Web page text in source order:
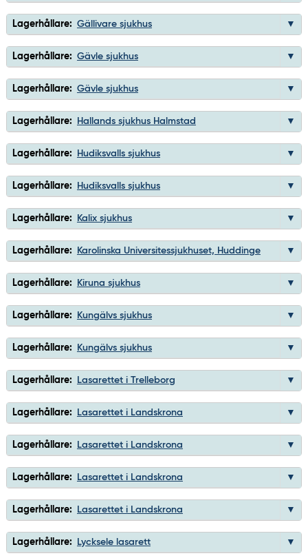
Lagerhållare: Gällivare sjukhus
Lagerhållare: Gävle sjukhus
Lagerhållare: Gävle sjukhus
Lagerhållare: Hallands sjukhus Halmstad
Lagerhållare: Hudiksvalls sjukhus
Lagerhållare: Hudiksvalls sjukhus
Lagerhållare: Kalix sjukhus
Lagerhållare: Karolinska Universitessjukhuset, Huddinge
Lagerhållare: Kiruna sjukhus
Lagerhållare: Kungälvs sjukhus
Lagerhållare: Kungälvs sjukhus
Lagerhållare: Lasarettet i Trelleborg
Lagerhållare: Lasarettet i Landskrona
Lagerhållare: Lasarettet i Landskrona
Lagerhållare: Lasarettet i Landskrona
Lagerhållare: Lasarettet i Landskrona
Lagerhållare: Lycksele lasarett